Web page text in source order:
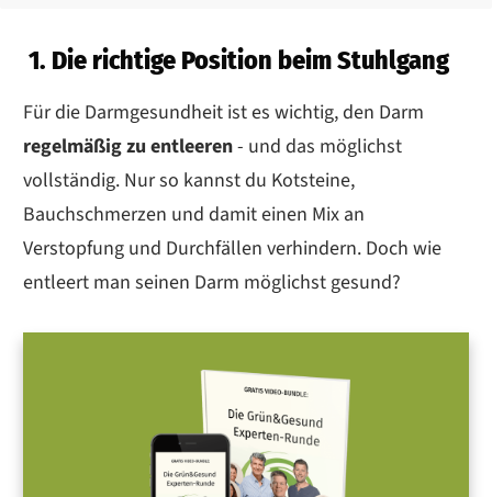
1. Die richtige Position beim Stuhlgang
Für die Darmgesundheit ist es wichtig, den Darm
regelmäßig zu entleeren- und das möglichst
vollständig. Nur so kannst du Kotsteine,
Bauchschmerzen und damit einen Mix an
Verstopfung und Durchfällen verhindern. Doch wie
entleert man seinen Darm möglichst gesund?